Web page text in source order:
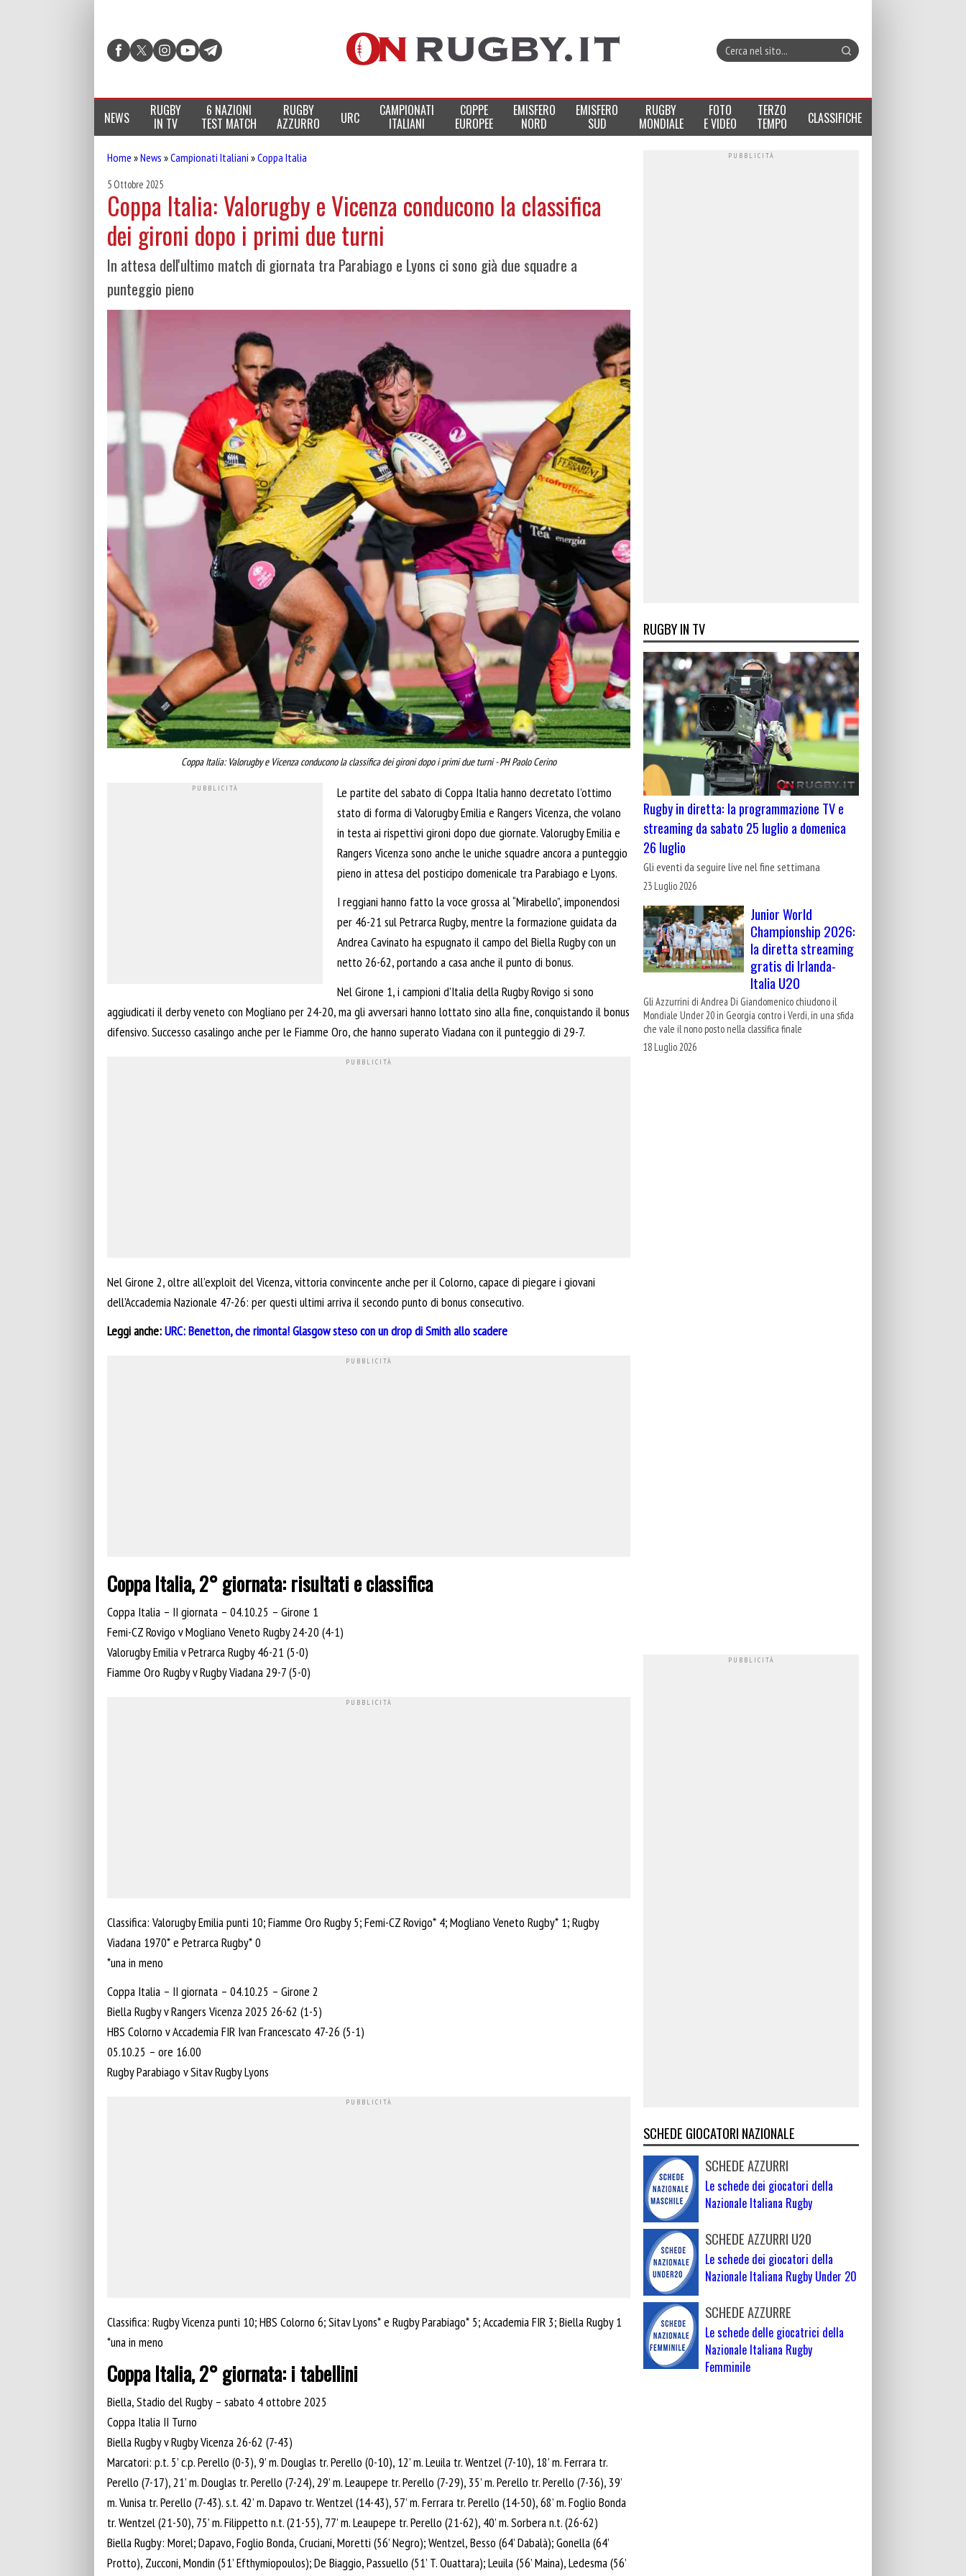
NEWS RUGBY
IN TV
6 NAZIONI
TEST MATCH
RUGBY
AZZURRO URC CAMPIONATI
ITALIANI
COPPE
EUROPEE
EMISFERO
NORD
EMISFERO
SUD
RUGBY
MONDIALE
FOTO
E VIDEO
TERZO
TEMPO CLASSIFICHE
Home »News »Campionati Italiani »Coppa Italia
5 Ottobre 2025
Coppa Italia: Valorugby e Vicenza conducono la classifica
dei gironi dopo i primi due turni
In attesa dell'ultimo match di giornata tra Parabiago e Lyons ci sono già due squadre a
punteggio pieno
Coppa Italia: Valorugby e Vicenza conducono la classifica dei gironi dopo i primi due turni - PH Paolo Cerino
Le partite del sabato di Coppa Italia hanno decretato l’ottimo
stato di forma di Valorugby Emilia e Rangers Vicenza, che volano
in testa ai rispettivi gironi dopo due giornate. Valorugby Emilia e
Rangers Vicenza sono anche le uniche squadre ancora a punteggio
pieno in attesa del posticipo domenicale tra Parabiago e Lyons.
I reggiani hanno fatto la voce grossa al “Mirabello”, imponendosi
per 46-21 sul Petrarca Rugby, mentre la formazione guidata da
Andrea Cavinato ha espugnato il campo del Biella Rugby con un
netto 26-62, portando a casa anche il punto di bonus.
Nel Girone 1, i campioni d’Italia della Rugby Rovigo si sono
aggiudicati il derby veneto con Mogliano per 24-20, ma gli avversari hanno lottato sino alla fine, conquistando il bonus
difensivo. Successo casalingo anche per le Fiamme Oro, che hanno superato Viadana con il punteggio di 29-7.
Nel Girone 2, oltre all’exploit del Vicenza, vittoria convincente anche per il Colorno, capace di piegare i giovani
dell’Accademia Nazionale 47-26: per questi ultimi arriva il secondo punto di bonus consecutivo.
Leggi anche:URC: Benetton, che rimonta! Glasgow steso con un drop di Smith allo scadere
Coppa Italia, 2° giornata: risultati e classifica
Coppa Italia – II giornata – 04.10.25 – Girone 1
Femi-CZ Rovigo v Mogliano Veneto Rugby 24-20 (4-1)
Valorugby Emilia v Petrarca Rugby 46-21 (5-0)
Fiamme Oro Rugby v Rugby Viadana 29-7 (5-0)
Classifica: Valorugby Emilia punti 10; Fiamme Oro Rugby 5; Femi-CZ Rovigo* 4; Mogliano Veneto Rugby* 1; Rugby
Viadana 1970* e Petrarca Rugby* 0
*una in meno
Coppa Italia – II giornata – 04.10.25 – Girone 2
Biella Rugby v Rangers Vicenza 2025 26-62 (1-5)
HBS Colorno v Accademia FIR Ivan Francescato 47-26 (5-1)
05.10.25 – ore 16.00
Rugby Parabiago v Sitav Rugby Lyons
Classifica: Rugby Vicenza punti 10; HBS Colorno 6; Sitav Lyons* e Rugby Parabiago* 5; Accademia FIR 3; Biella Rugby 1
*una in meno
Coppa Italia, 2° giornata: i tabellini
Biella, Stadio del Rugby – sabato 4 ottobre 2025
Coppa Italia II Turno
Biella Rugby v Rugby Vicenza 26-62 (7-43)
Marcatori: p.t. 5’ c.p. Perello (0-3), 9’ m. Douglas tr. Perello (0-10), 12’ m. Leuila tr. Wentzel (7-10), 18’ m. Ferrara tr.
Perello (7-17), 21’ m. Douglas tr. Perello (7-24), 29’ m. Leaupepe tr. Perello (7-29), 35’ m. Perello tr. Perello (7-36), 39’
m. Vunisa tr. Perello (7-43). s.t. 42’ m. Dapavo tr. Wentzel (14-43), 57’ m. Ferrara tr. Perello (14-50), 68’ m. Foglio Bonda
tr. Wentzel (21-50), 75’ m. Filippetto n.t. (21-55), 77’ m. Leaupepe tr. Perello (21-62), 40’ m. Sorbera n.t. (26-62)
Biella Rugby: Morel; Dapavo, Foglio Bonda, Cruciani, Moretti (56’ Negro); Wentzel, Besso (64’ Dabalà); Gonella (64’
Protto), Zucconi, Mondin (51’ Efthymiopoulos); De Biaggio, Passuello (51’ T. Ouattara); Leuila (56’ Maina), Ledesma (56’
RUGBY IN TV
Rugby in diretta: la programmazione TV e
streaming da sabato 25 luglio a domenica
26 luglio
Gli eventi da seguire live nel fine settimana
23 Luglio 2026
Junior World
Championship 2026:
la diretta streaming
gratis di Irlanda-
Italia U20
Gli Azzurrini di Andrea Di Giandomenico chiudono il
Mondiale Under 20 in Georgia contro i Verdi, in una sfida
che vale il nono posto nella classifica finale
18 Luglio 2026
SCHEDE GIOCATORI NAZIONALE
SCHEDE AZZURRI
Le schede dei giocatori della
Nazionale Italiana Rugby
SCHEDE AZZURRI U20
Le schede dei giocatori della
Nazionale Italiana Rugby Under 20
SCHEDE AZZURRE
Le schede delle giocatrici della
Nazionale Italiana Rugby
Femminile